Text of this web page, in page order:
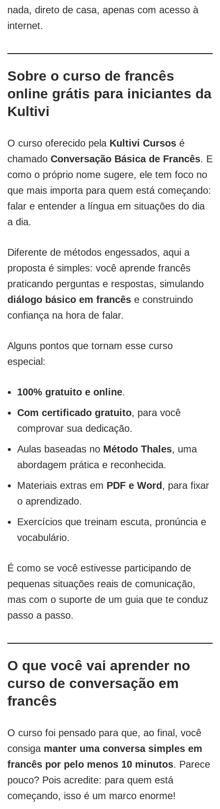
nada, direto de casa, apenas com acesso à
internet.
Sobre o curso de francês
online grátis para iniciantes da
Kultivi
O curso oferecido pela Kultivi Cursos é
chamado Conversação Básica de Francês. E
como o próprio nome sugere, ele tem foco no
que mais importa para quem está começando:
falar e entender a língua em situações do dia
a dia.
Diferente de métodos engessados, aqui a
proposta é simples: você aprende francês
praticando perguntas e respostas, simulando
diálogo básico em francês e construindo
confiança na hora de falar.
Alguns pontos que tornam esse curso
especial:
100% gratuito e online.
Com certificado gratuito, para você
comprovar sua dedicação.
Aulas baseadas no Método Thales, uma
abordagem prática e reconhecida.
Materiais extras em PDF e Word , para fixar
o aprendizado.
Exercícios que treinam escuta, pronúncia e
vocabulário.
É como se você estivesse participando de
pequenas situações reais de comunicação,
mas com o suporte de um guia que te conduz
passo a passo.
O que você vai aprender no
curso de conversação em
francês
O curso foi pensado para que, ao final, você
consiga manter uma conversa simples em
francês por pelo menos 10 minutos. Parece
pouco? Pois acredite: para quem está
começando, isso é um marco enorme!